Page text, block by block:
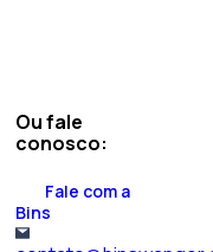
Ou fale
conosco:
Fale com a
Bins